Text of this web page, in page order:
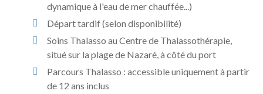
dynamique à l'eau de mer chauffée...)
Départ tardif (selon disponibilité)
Soins Thalasso au Centre de Thalassothérapie,
situé sur la plage de Nazaré, à côté du port
Parcours Thalasso : accessible uniquement à partir
de 12 ans inclus